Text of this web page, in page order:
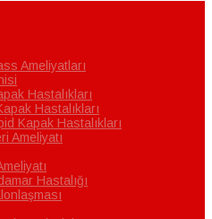
Ameliyatları
Hastalıkları
Hastalıkları
Kapak Hastalıkları
Ameliyatı
Hastalığı